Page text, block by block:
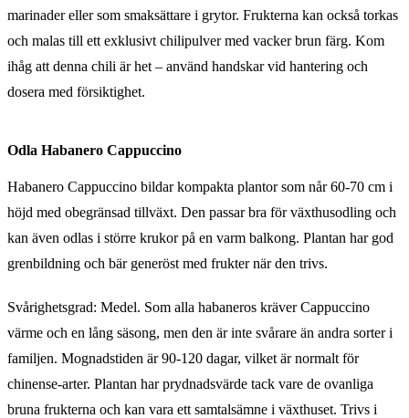
marinader eller som smaksättare i grytor. Frukterna kan också torkas
och malas till ett exklusivt chilipulver med vacker brun färg. Kom
ihåg att denna chili är het – använd handskar vid hantering och
dosera med försiktighet.
Odla Habanero Cappuccino
Habanero Cappuccino bildar kompakta plantor som når 60-70 cm i
höjd med obegränsad tillväxt. Den passar bra för växthusodling och
kan även odlas i större krukor på en varm balkong. Plantan har god
grenbildning och bär generöst med frukter när den trivs.
Svårighetsgrad: Medel. Som alla habaneros kräver Cappuccino
värme och en lång säsong, men den är inte svårare än andra sorter i
familjen. Mognadstiden är 90-120 dagar, vilket är normalt för
chinense-arter. Plantan har prydnadsvärde tack vare de ovanliga
bruna frukterna och kan vara ett samtalsämne i växthuset. Trivs i